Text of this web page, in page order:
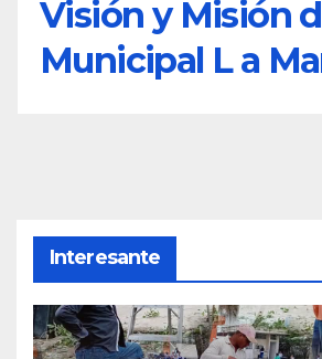
Visión y Misión
Municipal L a
Interesante